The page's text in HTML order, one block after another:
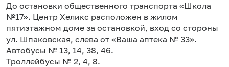
До остановки общественного транспорта «Школа
№17». Центр Хеликс расположен в жилом
пятиэтажном доме за остановкой, вход со стороны
ул. Шпаковская, слева от «Ваша аптека № 33».
Автобусы № 13, 14, 38, 46.
Троллейбусы № 2, 4, 8.